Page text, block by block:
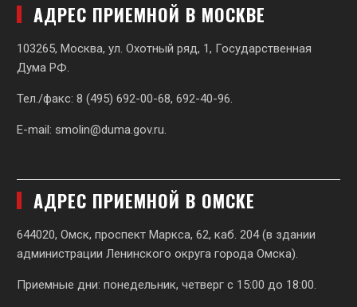
АДРЕС ПРИЕМНОЙ В МОСКВЕ
103265, Москва, ул. Охотный ряд, 1, Государственная
Дума РФ.
Тел./факс: 8 (495) 692-00-68, 692-40-96.
E-mail: smolin@duma.gov.ru
АДРЕС ПРИЕМНОЙ В ОМСКЕ
644020, Омск, проспект Маркса, 62, каб. 204 (в здании
администрации Ленинского округа города Омска).
Приемные дни: понедельник, четверг с 15:00 до 18:00.